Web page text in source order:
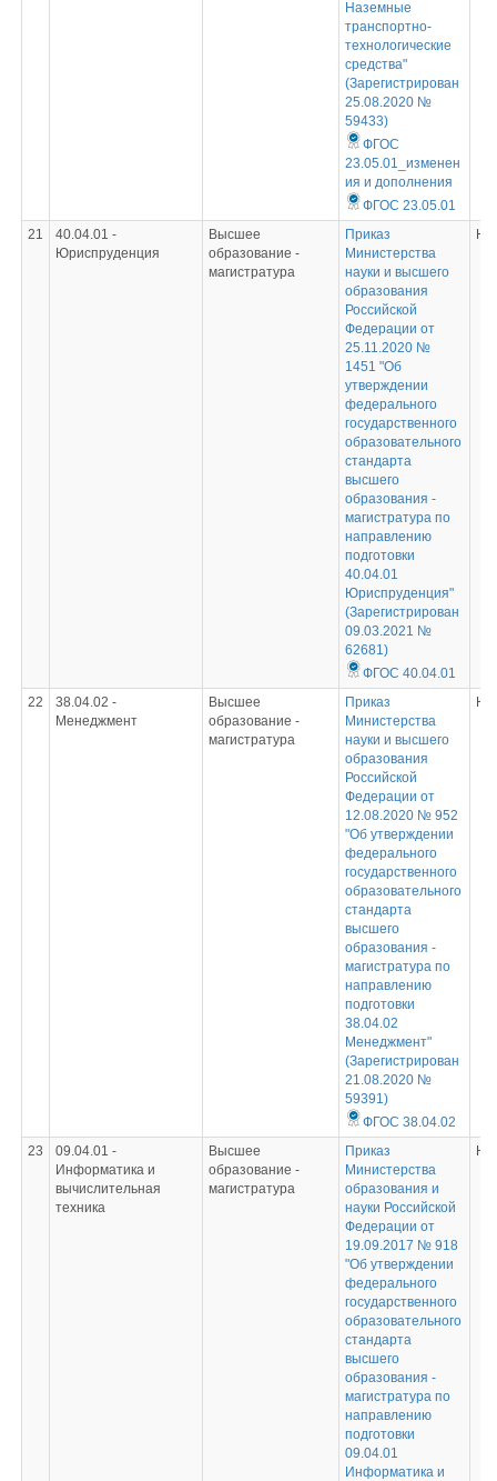
Наземные
транспортно-
технологические
средства"
(Зарегистрирован
25.08.2020 №
59433)
ФГОС
23.05.01_изменен
ия и дополнения
ФГОС 23.05.01
21
40.04.01 -
Юриспруденция
Высшее
образование -
магистратура
Приказ
Министерства
науки и высшего
образования
Российской
Федерации от
25.11.2020 №
1451 "Об
утверждении
федерального
государственного
образовательного
стандарта
высшего
образования -
магистратура по
направлению
подготовки
40.04.01
Юриспруденция"
(Зарегистрирован
09.03.2021 №
62681)
ФГОС 40.04.01
Не
22
38.04.02 -
Менеджмент
Высшее
образование -
магистратура
Приказ
Министерства
науки и высшего
образования
Российской
Федерации от
12.08.2020 № 952
"Об утверждении
федерального
государственного
образовательного
стандарта
высшего
образования -
магистратура по
направлению
подготовки
38.04.02
Менеджмент"
(Зарегистрирован
21.08.2020 №
59391)
ФГОС 38.04.02
Не
23
09.04.01 -
Информатика и
вычислительная
техника
Высшее
образование -
магистратура
Приказ
Министерства
образования и
науки Российской
Федерации от
19.09.2017 № 918
"Об утверждении
федерального
государственного
образовательного
стандарта
высшего
образования -
магистратура по
направлению
подготовки
09.04.01
Информатика и
Не